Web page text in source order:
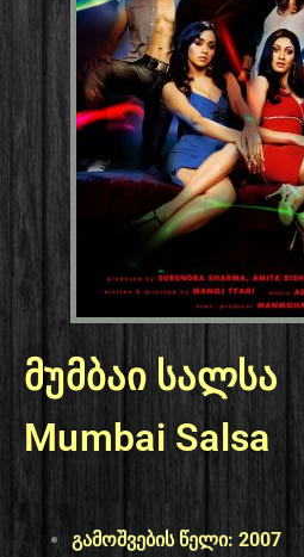
მუმბაი სალსა
Mumbai Salsa
გამოშვების წელი: 2007